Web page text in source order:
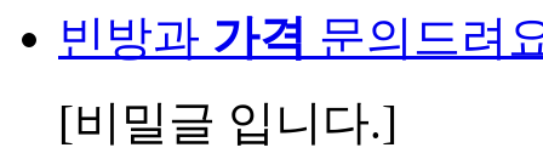
빈방과 가격 문의드려
[비밀글 입니다.]